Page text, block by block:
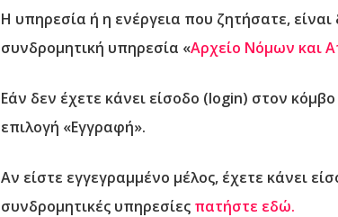
Η υπηρεσία ή η ενέργεια που ζητήσατε,
συνδρομητική υπηρεσία «Αρχείο Νόμων και
Εάν δεν έχετε κάνει είσοδο (login) στον
επιλογή «Εγγραφή».
Αν είστε εγγεγραμμένο μέλος, έχετε κάνει
συνδρομητικές υπηρεσίες πατήστε εδώ.